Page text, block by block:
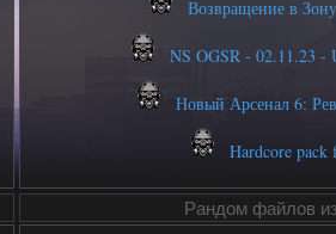
Возвращение в
NS OGSR - 02.11.23 -
Новый Арсенал 6:
Hardcore pack
Рандом файлов